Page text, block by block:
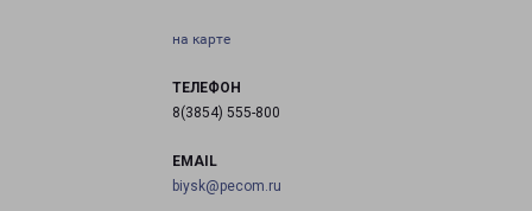
на карте
ТЕЛЕФОН
8(3854) 555-800
EMAIL
biysk@pecom.ru